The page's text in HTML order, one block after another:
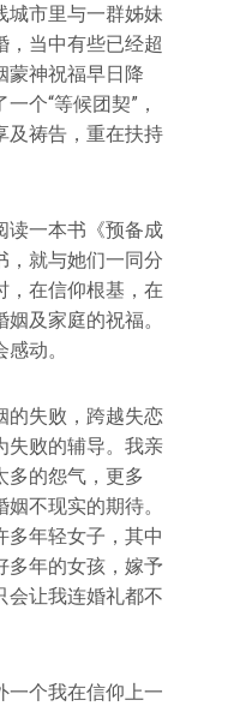
城市里与一群姊妹
，当中有些已经超
蒙神祝福早日降
个“等候团契”，
及祷告，重在扶持
读一本书《预备成
，就与她们一同分
，在信仰根基，在
及家庭的祝福。
动。
的失败，跨越失恋
失败的辅导。我亲
多的怨气，更多
不现实的期待。
多年轻女子，其中
多年的女孩，嫁予
会让我连婚礼都不
一个我在信仰上一